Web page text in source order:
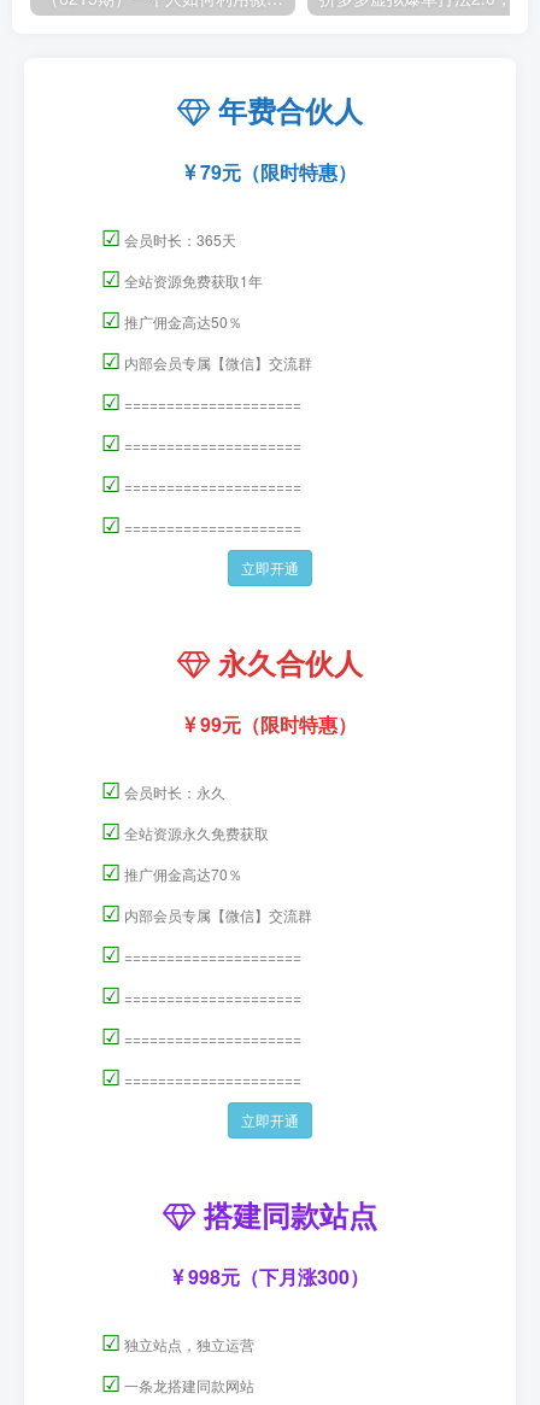
年费合伙人
79元（限时特惠）
☑ 会员时长：365天
☑ 全站资源免费获取1年
☑ 推广佣金高达50％
☑ 内部会员专属【微信】交流群
☑ =====================
☑ =====================
☑ =====================
☑ =====================
立即开通
永久合伙人
99元（限时特惠）
☑ 会员时长：永久
☑ 全站资源永久免费获取
☑ 推广佣金高达70％
☑ 内部会员专属【微信】交流群
☑ =====================
☑ =====================
☑ =====================
☑ =====================
立即开通
搭建同款站点
998元（下月涨300）
☑ 独立站点，独立运营
☑ 一条龙搭建同款网站